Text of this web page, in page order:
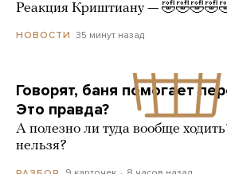
Реакция Криштиану —
НОВОСТИ 35 минут назад
Говорят, баня помогает
Это правда?
А полезно ли туда вообще
нельзя?